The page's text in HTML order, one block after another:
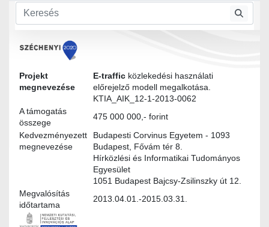
Felhasználói igények
Projekt
megnevezése
E-traffic közlekedési használati
előrejelző modell megalkotása.
KTIA_AIK_12-1-2013-0062
A támogatás
összege
475 000 000,- forint
Kedvezményezett
megnevezése
Budapesti Corvinus Egyetem - 1093
Budapest, Fővám tér 8.
Hírközlési és Informatikai Tudományos
Egyesület
1051 Budapest Bajcsy-Zsilinszky út 12.
Megvalósítás
időtartama
2013.04.01.-2015.03.31.